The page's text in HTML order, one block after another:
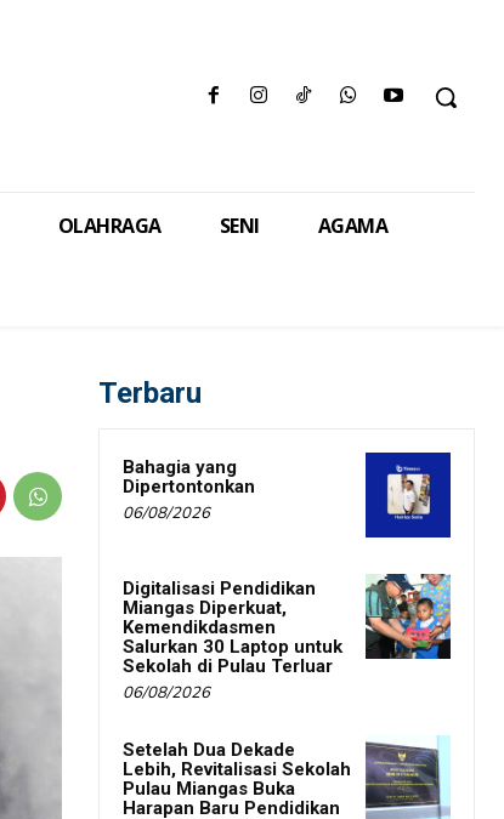
OLAHRAGA SENI AGAMA
Terbaru
Bahagia yang
Dipertontonkan
06/08/2026
Digitalisasi Pendidikan
Miangas Diperkuat,
Kemendikdasmen
Salurkan 30 Laptop untuk
Sekolah di Pulau Terluar
06/08/2026
Setelah Dua Dekade
Lebih, Revitalisasi Sekolah
Pulau Miangas Buka
Harapan Baru Pendidikan